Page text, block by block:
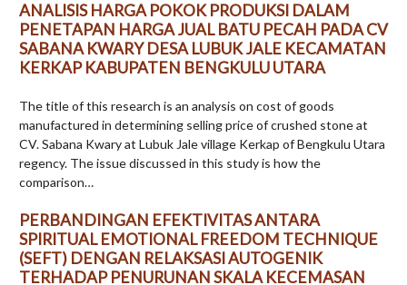
ANALISIS HARGA POKOK PRODUKSI DALAM
PENETAPAN HARGA JUAL BATU PECAH PADA CV
SABANA KWARY DESA LUBUK JALE KECAMATAN
KERKAP KABUPATEN BENGKULU UTARA
The title of this research is an analysis on cost of goods
manufactured in determining selling price of crushed stone at
CV. Sabana Kwary at Lubuk Jale village Kerkap of Bengkulu Utara
regency. The issue discussed in this study is how the
comparison…
PERBANDINGAN EFEKTIVITAS ANTARA
SPIRITUAL EMOTIONAL FREEDOM TECHNIQUE
(SEFT) DENGAN RELAKSASI AUTOGENIK
TERHADAP PENURUNAN SKALA KECEMASAN